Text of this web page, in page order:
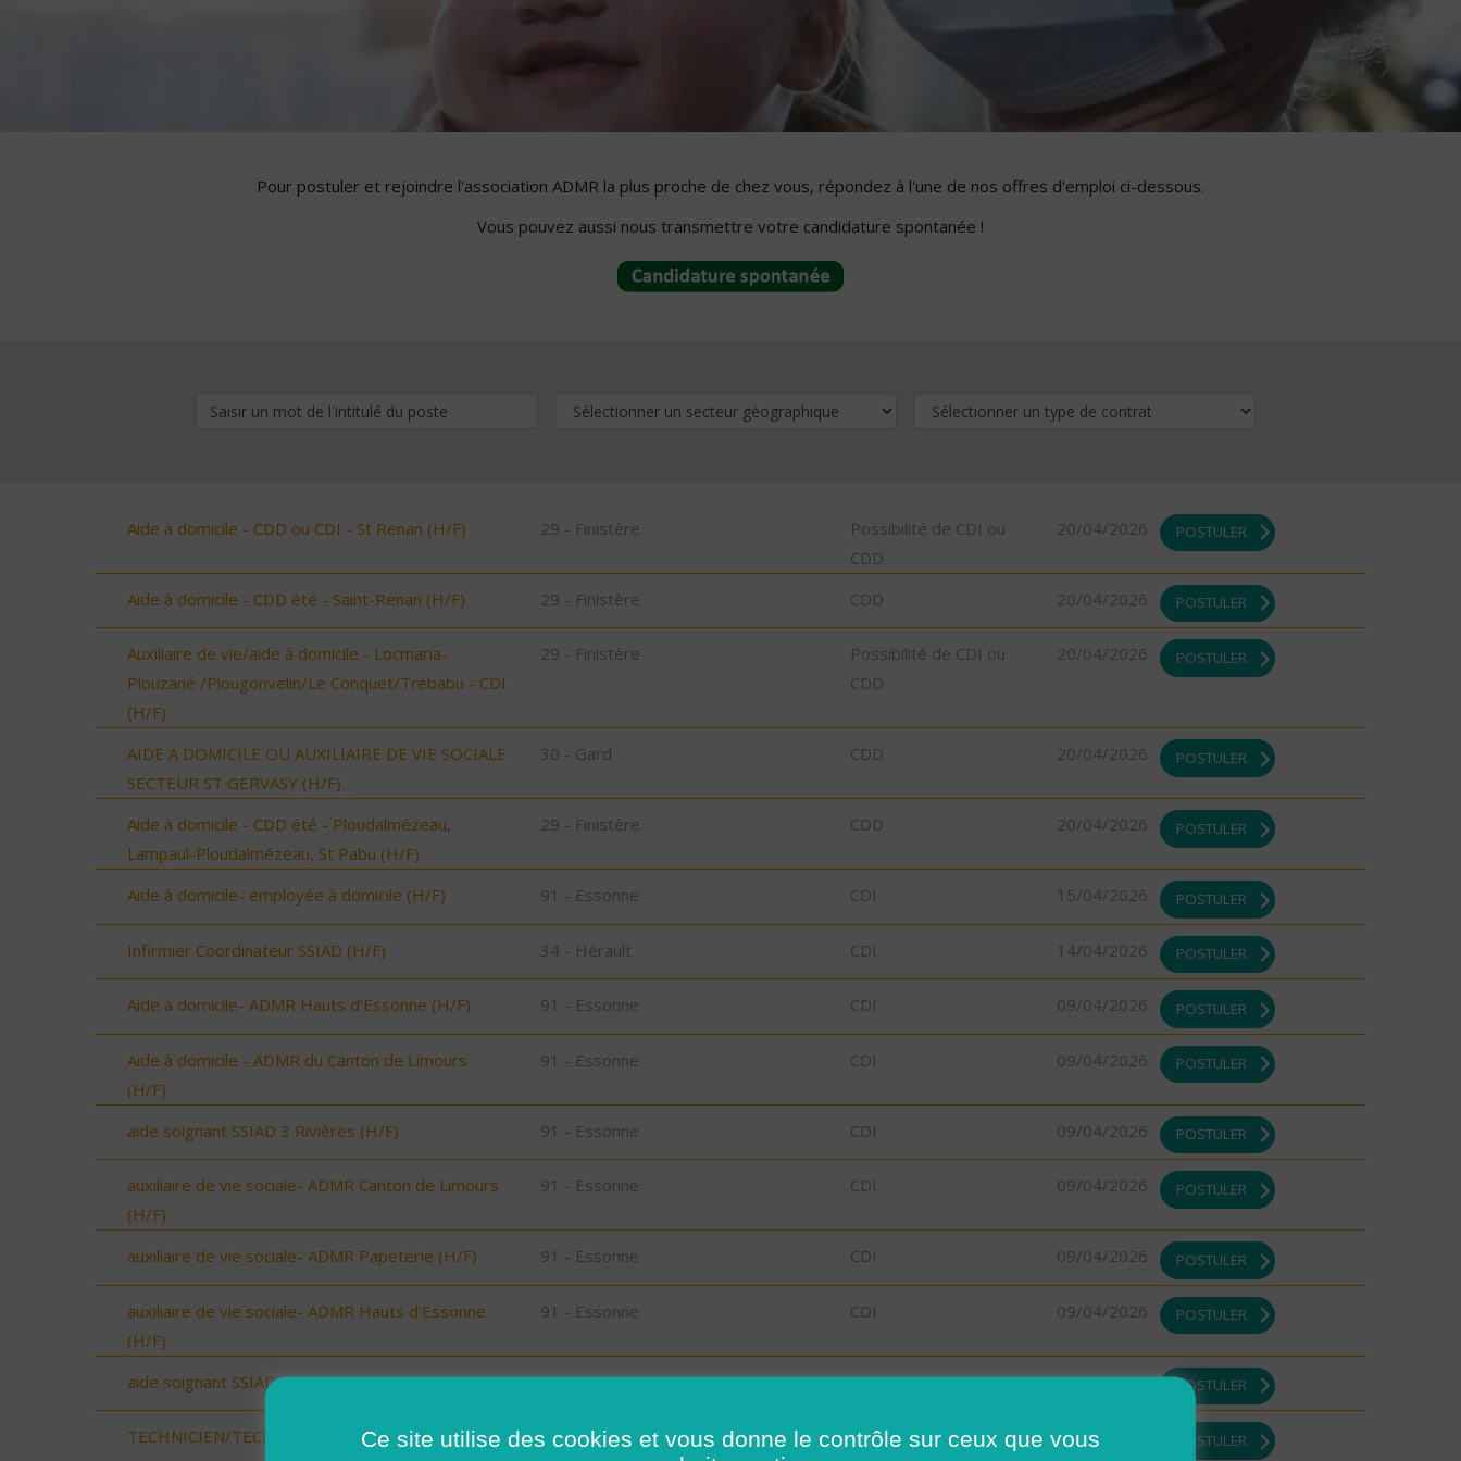
Pour postuler et rejoindre l'association ADMR la plus proche de chez vous, répondez à l'une de nos offres d'emploi ci-dessous.
Vous pouvez aussi nous transmettre votre candidature spontanée !
Aide à domicile - CDD ou CDI - St Renan (H/F) 29 - Finistère
Possibilité de CDI ou
CDD
20/04/2026 POSTULER
Aide à domicile - CDD été - Saint-Renan (H/F) 29 - Finistère CDD 20/04/2026 POSTULER
Auxiliaire de vie/aide à domicile - Locmaria-
Plouzané /Plougonvelin/Le Conquet/Trébabu - CDI
(H/F)
29 - Finistère
Possibilité de CDI ou
CDD
20/04/2026 POSTULER
AIDE A DOMICILE OU AUXILIAIRE DE VIE SOCIALE
SECTEUR ST GERVASY (H/F)
30 - Gard CDD 20/04/2026 POSTULER
Aide à domicile - CDD été - Ploudalmézeau,
Lampaul-Ploudalmézeau, St Pabu (H/F)
29 - Finistère CDD 20/04/2026 POSTULER
Aide à domicile- employée à domicile (H/F) 91 - Essonne CDI 15/04/2026 POSTULER
Infirmier Coordinateur SSIAD (H/F) 34 - Hérault CDI 14/04/2026 POSTULER
Aide à domicile- ADMR Hauts d'Essonne (H/F) 91 - Essonne CDI 09/04/2026 POSTULER
Aide à domicile - ADMR du Canton de Limours
(H/F)
91 - Essonne CDI 09/04/2026 POSTULER
aide soignant SSIAD 3 Rivières (H/F) 91 - Essonne CDI 09/04/2026 POSTULER
auxiliaire de vie sociale- ADMR Canton de Limours
(H/F)
91 - Essonne CDI 09/04/2026 POSTULER
auxiliaire de vie sociale- ADMR Papeterie (H/F) 91 - Essonne CDI 09/04/2026 POSTULER
auxiliaire de vie sociale- ADMR Hauts d'Essonne
(H/F)
91 - Essonne CDI 09/04/2026 POSTULER
aide soignant SSIAD Hurepoix (H/F) 91 - Essonne CDI 09/04/2026 POSTULER
TECHNICIEN/TECHNICIENNE DE
30 - Gard CDI 08/04/2026 POSTULER
Ce site utilise des cookies et vous donne le contrôle sur ceux que vous